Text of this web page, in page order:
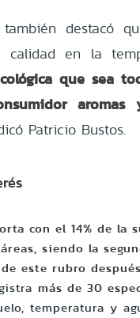
destacó
calidad en la
que sea
Patricio Bustos.
con el 14% de
siendo la
este rubro
más de 30
temperatura y